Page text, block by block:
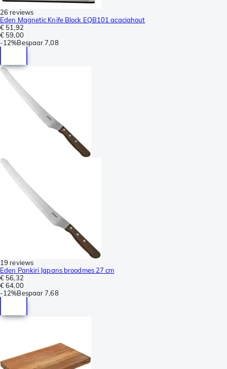
26 reviews
Eden Magnetic Knife Block EQB101 acaciahout
€ 51,92
€ 59,00
-12%Bespaar 7,08
19 reviews
Eden Pankiri Japans broodmes 27 cm
€ 56,32
€ 64,00
-12%Bespaar 7,68